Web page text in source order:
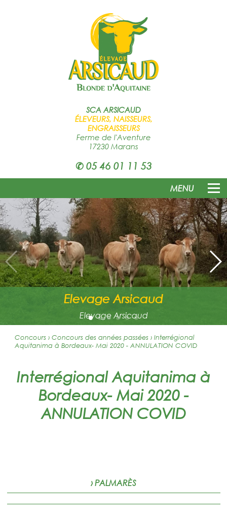
SCA ARSICAUD
ÉLEVEURS, NAISSEURS,
ENGRAISSEURS
Ferme de l'Aventure
17230 Marans
✆ 05 46 01 11 53
MENU
Elevage Arsicaud
Elevage Arsicaud
Concours › Concours des années passées›Interrégional
Aquitanima à Bordeaux- Mai 2020 - ANNULATION COVID
Interrégional Aquitanima à
Bordeaux- Mai 2020 -
ANNULATION COVID
› PALMARÈS